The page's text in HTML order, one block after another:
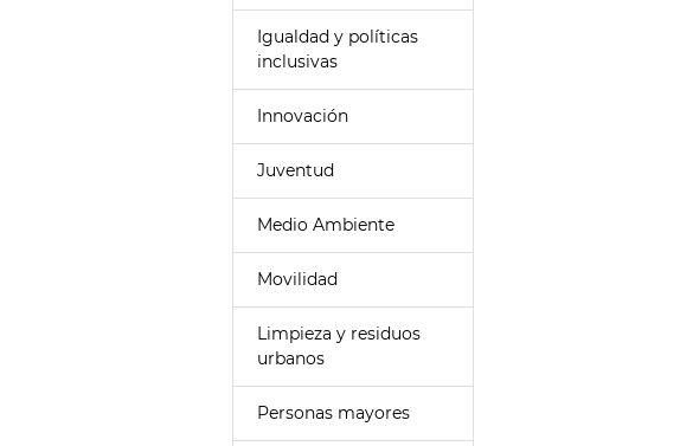
Igualdad y políticas
inclusivas
Innovación
Juventud
Medio Ambiente
Movilidad
Limpieza y residuos
urbanos
Personas mayores